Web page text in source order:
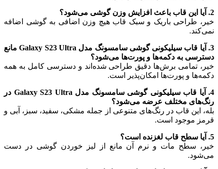
2. آیا این قاب باعث افزایش وزن گوشی می‌شود؟
خیر، طراحی باریک و سبک قاب هیچ وزن اضافی به گوشی اضافه
نمی‌کند.
3. آیا قاب سیلیکونی گوشی سامسونگ مدل Galaxy S23 Ultra مانع
دسترسی به دکمه‌ها و پورت‌ها می‌شود؟
خیر، تمامی برش‌ها دقیق طراحی شده‌اند و دسترسی کامل به همه
دکمه‌ها و پورت‌ها امکان‌پذیر است.
4. آیا قاب سیلیکونی گوشی سامسونگ مدل Galaxy S23 Ultra در
رنگ‌های مختلف عرضه می‌شود؟
بله، این قاب در رنگ‌های متنوعی از جمله مشکی، سفید، سبز، آبی و
قرمز موجود است.
5. آیا سطح قاب لغزنده است؟
خیر، سطح مات و نرم آن مانع از لیز خوردن گوشی در دست
می‌شود.